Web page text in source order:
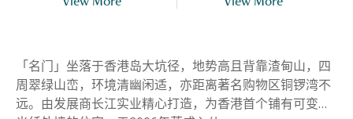
「名门」坐落于香港岛大坑径，地势高且背靠渣甸山，四
周翠绿山峦，环境清幽闲适，亦距离著名购物区铜锣湾不
远。由发展商长江实业精心打造，为香港首个铺有可变色